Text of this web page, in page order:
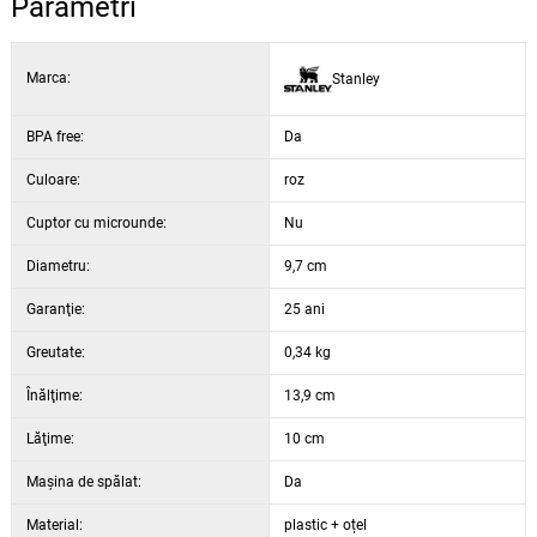
garanție de 25 de ani de la marca Stanley
Parametri
Marca: Stanley
BPA free: Da
Culoare: roz
Cuptor cu microunde: Nu
Diametru: 9,7 cm
Garanţie: 25 ani
Greutate: 0,34 kg
Înălţime: 13,9 cm
Lăţime: 10 cm
Maşina de spălat: Da
Material: plastic + oțel